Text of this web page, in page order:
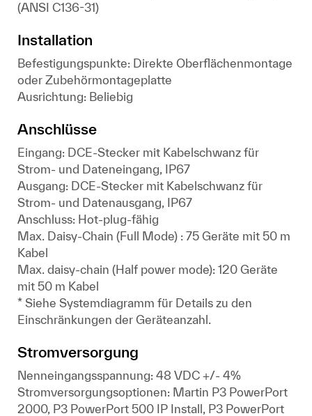
(ANSI C136-31)
Installation
Befestigungspunkte: Direkte Oberflächenmontage
oder Zubehörmontageplatte
Ausrichtung: Beliebig
Anschlüsse
Eingang: DCE-Stecker mit Kabelschwanz für
Strom- und Dateneingang, IP67
Ausgang: DCE-Stecker mit Kabelschwanz für
Strom- und Datenausgang, IP67
Anschluss: Hot-plug-fähig
Max. Daisy-Chain (Full Mode) : 75 Geräte mit 50 m
Kabel
Max. daisy-chain (Half power mode): 120 Geräte
mit 50 m Kabel
* Siehe Systemdiagramm für Details zu den
Einschränkungen der Geräteanzahl.
Stromversorgung
Nenneingangsspannung: 48 VDC +/- 4%
Stromversorgungsoptionen: Martin P3 PowerPort
2000, P3 PowerPort 500 IP Install, P3 PowerPort